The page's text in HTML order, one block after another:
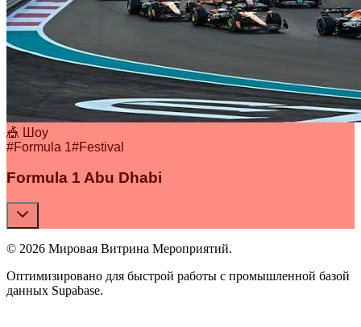
🎪 Шоу
#Formula 1#Festival
Formula 1 Abu Dhabi
© 2026 Мировая Витрина Мероприятий.
Оптимизировано для быстрой работы с промышленной базой
данных Supabase.